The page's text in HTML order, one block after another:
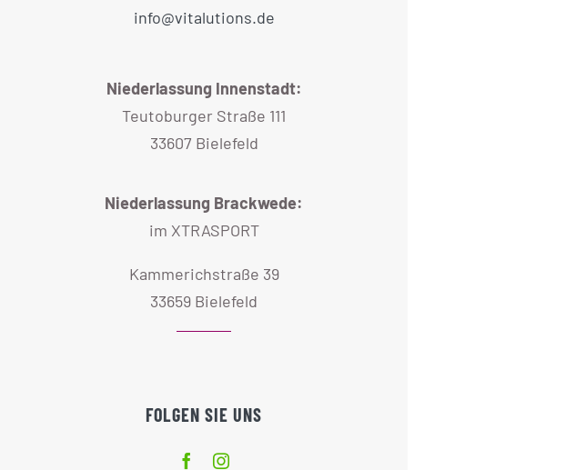
info@vitalutions.de
Niederlassung Innenstadt:
Teutoburger Straße 111
33607 Bielefeld
Niederlassung Brackwede:
im XTRASPORT
Kammerichstraße 39
33659 Bielefeld
FOLGEN SIE UNS